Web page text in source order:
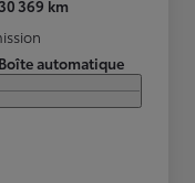
369 km
Boîte automatique